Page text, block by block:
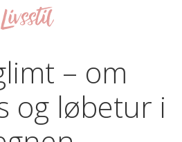
Livsstil
– om
og løbetur i